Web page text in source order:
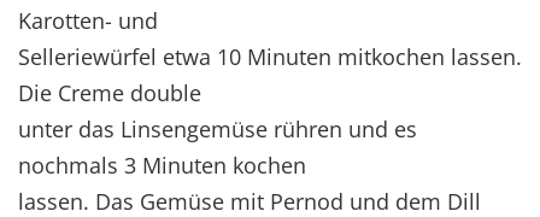
Karotten- und
Selleriewürfel etwa 10 Minuten mitkochen lassen.
Die Creme double
unter das Linsengemüse rühren und es
nochmals 3 Minuten kochen
lassen. Das Gemüse mit Pernod und dem Dill